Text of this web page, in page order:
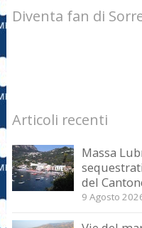
Diventa fan di
Articoli recenti
Massa
del
9 Agosto